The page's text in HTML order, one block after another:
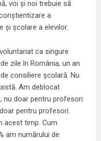
voi și noi trebuie să
a
și școlare a elevilor.
ca singure
zile în România, un an
consiliere școlară. Nu
Am deblocat
nu doar pentru profesori
pentru profesori.
acest timp. Cum
am numărului de